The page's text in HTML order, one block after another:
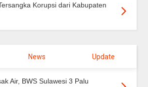
Korupsi dari Kabupaten
News Update
Air, BWS Sulawesi 3 Palu